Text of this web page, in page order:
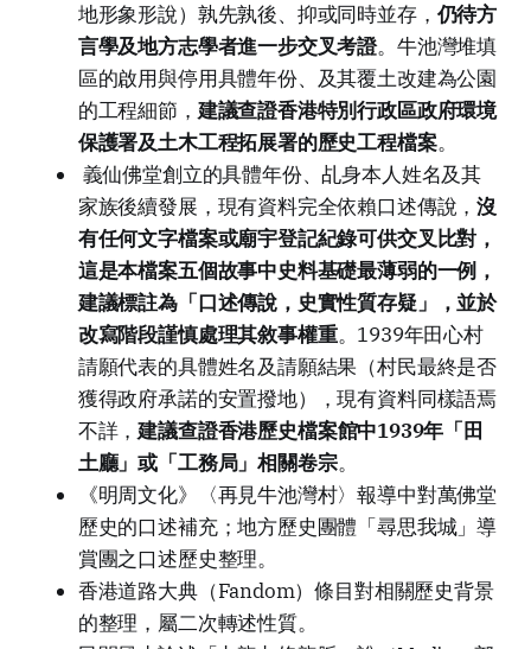
地形象形說）孰先孰後、抑或同時並存， 仍待方
言學及地方志學者進一步交叉考證。牛池灣堆填
區的啟用與停用具體年份、及其覆土改建為公園
的工程細節， 建議查證香港特別行政區政府環境
保護署及土木工程拓展署的歷史工程檔案。
義仙佛堂創立的具體年份、乩身本人姓名及其
家族後續發展，現有資料完全依賴口述傳說，沒
有任何文字檔案或廟宇登記紀錄可供交叉比對，
這是本檔案五個故事中史料基礎最薄弱的一例，
建議標註為「口述傳說，史實性質存疑」，並於
改寫階段謹慎處理其敘事權重。1939年田心村
請願代表的具體姓名及請願結果（村民最終是否
獲得政府承諾的安置撥地），現有資料同樣語焉
不詳，建議查證香港歷史檔案館中1939年「田
土廳」或「工務局」相關卷宗。
《明周文化》〈再見牛池灣村〉報導中對萬佛堂
歷史的口述補充；地方歷史團體「尋思我城」導
賞團之口述歷史整理。
香港道路大典（Fandom）條目對相關歷史背景
的整理，屬二次轉述性質。